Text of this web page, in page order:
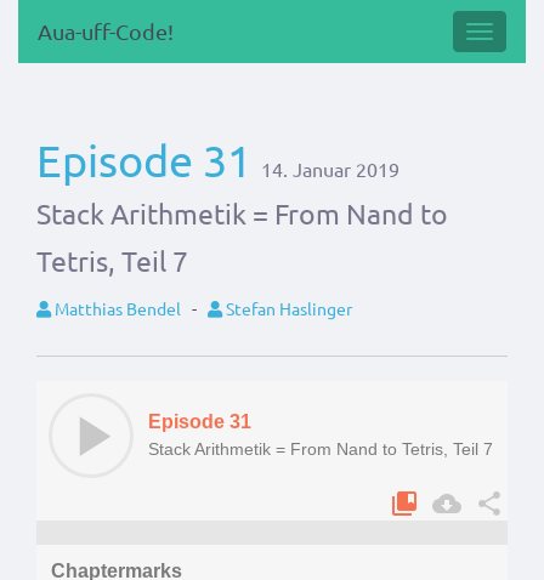
Aua-uff-Code!
Episode 31 14. Januar 2019
Stack Arithmetik = From Nand to
Tetris, Teil 7
Matthias Bendel - Stefan Haslinger